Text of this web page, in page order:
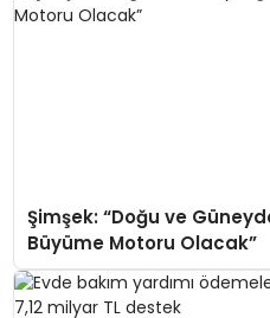
Şimşek: “Doğu ve
Büyüme Motoru Olacak”